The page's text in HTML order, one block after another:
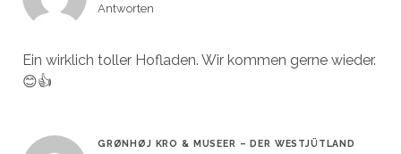
Antworten
Ein wirklich toller Hofladen. Wir kommen gerne wieder.
😊👍
GRØNHØJ KRO & MUSEER – DER WESTJÜTLAND